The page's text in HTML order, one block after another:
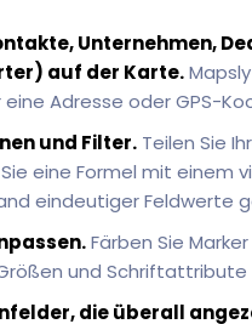
Unternehmen,
auf der Karte.
Adresse oder GPS-
und Filter.Teilen Sie
eine Formel mit einem
eindeutiger Feldwerte
Färben Sie
und
die überall